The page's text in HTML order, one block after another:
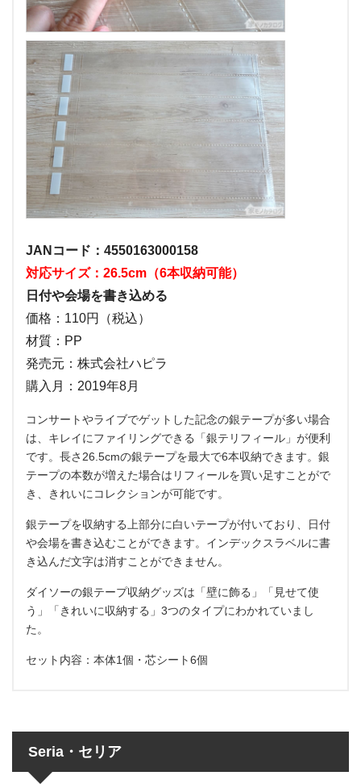
JANコード：4550163000158
対応サイズ：26.5cm（6本収納可能）
日付や会場を書き込める
価格：110円（税込）
材質：PP
発売元：株式会社ハピラ
購入月：2019年8月
コンサートやライブでゲットした記念の銀テープが多い場合
は、キレイにファイリングできる「銀テリフィール」が便利
です。長さ26.5cmの銀テープを最大で6本収納できます。銀
テープの本数が増えた場合はリフィールを買い足すことがで
き、きれいにコレクションが可能です。
銀テープを収納する上部分に白いテープが付いており、日付
や会場を書き込むことができます。インデックスラベルに書
き込んだ文字は消すことができません。
ダイソーの銀テープ収納グッズは「壁に飾る」「見せて使
う」「きれいに収納する」3つのタイプにわかれていまし
た。
セット内容：本体1個・芯シート6個
Seria・セリア